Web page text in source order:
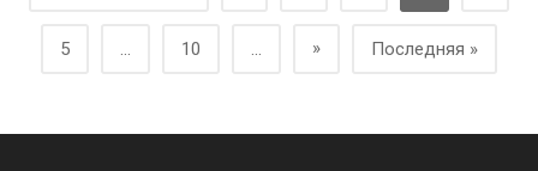
5 ... 10 ... » Последняя »